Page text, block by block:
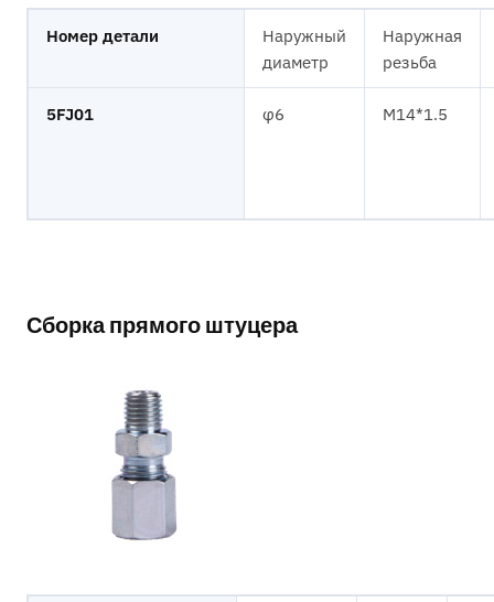
Номер детали
Наружный
диаметр
Наружная
резьба
5FJ01 φ6 M14*1.5
Сборка прямого штуцера